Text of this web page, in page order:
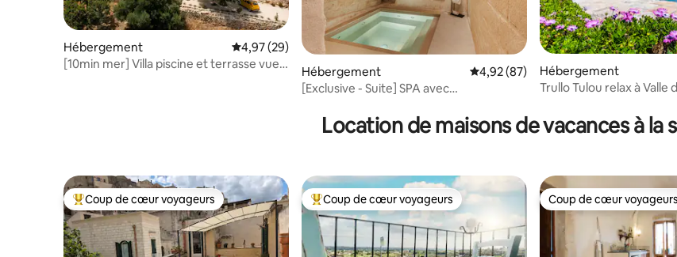
Hébergement Évaluation moyenne sur la base de 29 commentaires : 4,97 sur 5
4,97 (29)
[10min mer] Villa piscine et terrasse vue
Hébergement Évaluation moyenne sur la base de
4,92 (87)
[Exclusive - Suite] SPA avec
Hébergement
Trullo Tulou relax à Valle
Location de maisons de vacances à la
Coups de cœur voyageurs les plus appréciés
Coup de cœur voyageurs Coups de cœur voyageurs les plus appréciés
Coup de cœur voyageurs Coup de cœur voyageurs
Coup de cœur voyageurs